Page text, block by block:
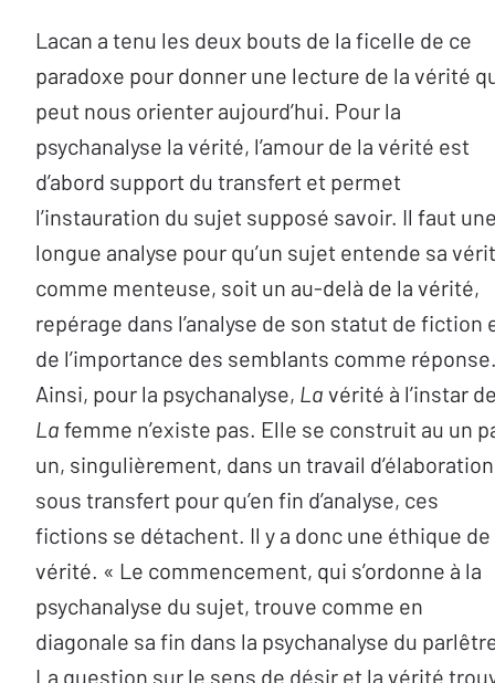
Lacan a tenu les deux bouts de la ficelle de ce
paradoxe pour donner une lecture de la vérité
peut nous orienter aujourd’hui. Pour la
psychanalyse la vérité, l’amour de la vérité est
d’abord support du transfert et permet
l’instauration du sujet supposé savoir. Il faut
longue analyse pour qu’un sujet entende sa
comme menteuse, soit un au-delà de la vérité,
repérage dans l’analyse de son statut de fiction
de l’importance des semblants comme
Ainsi, pour la psychanalyse, La vérité à l’instar
La femme n’existe pas. Elle se construit au un
un, singulièrement, dans un travail d’élaboration
sous transfert pour qu’en fin d’analyse, ces
fictions se détachent. Il y a donc une éthique de
vérité. « Le commencement, qui s’ordonne à la
psychanalyse du sujet, trouve comme en
diagonale sa fin dans la psychanalyse du
La question sur le sens de désir et la vérité